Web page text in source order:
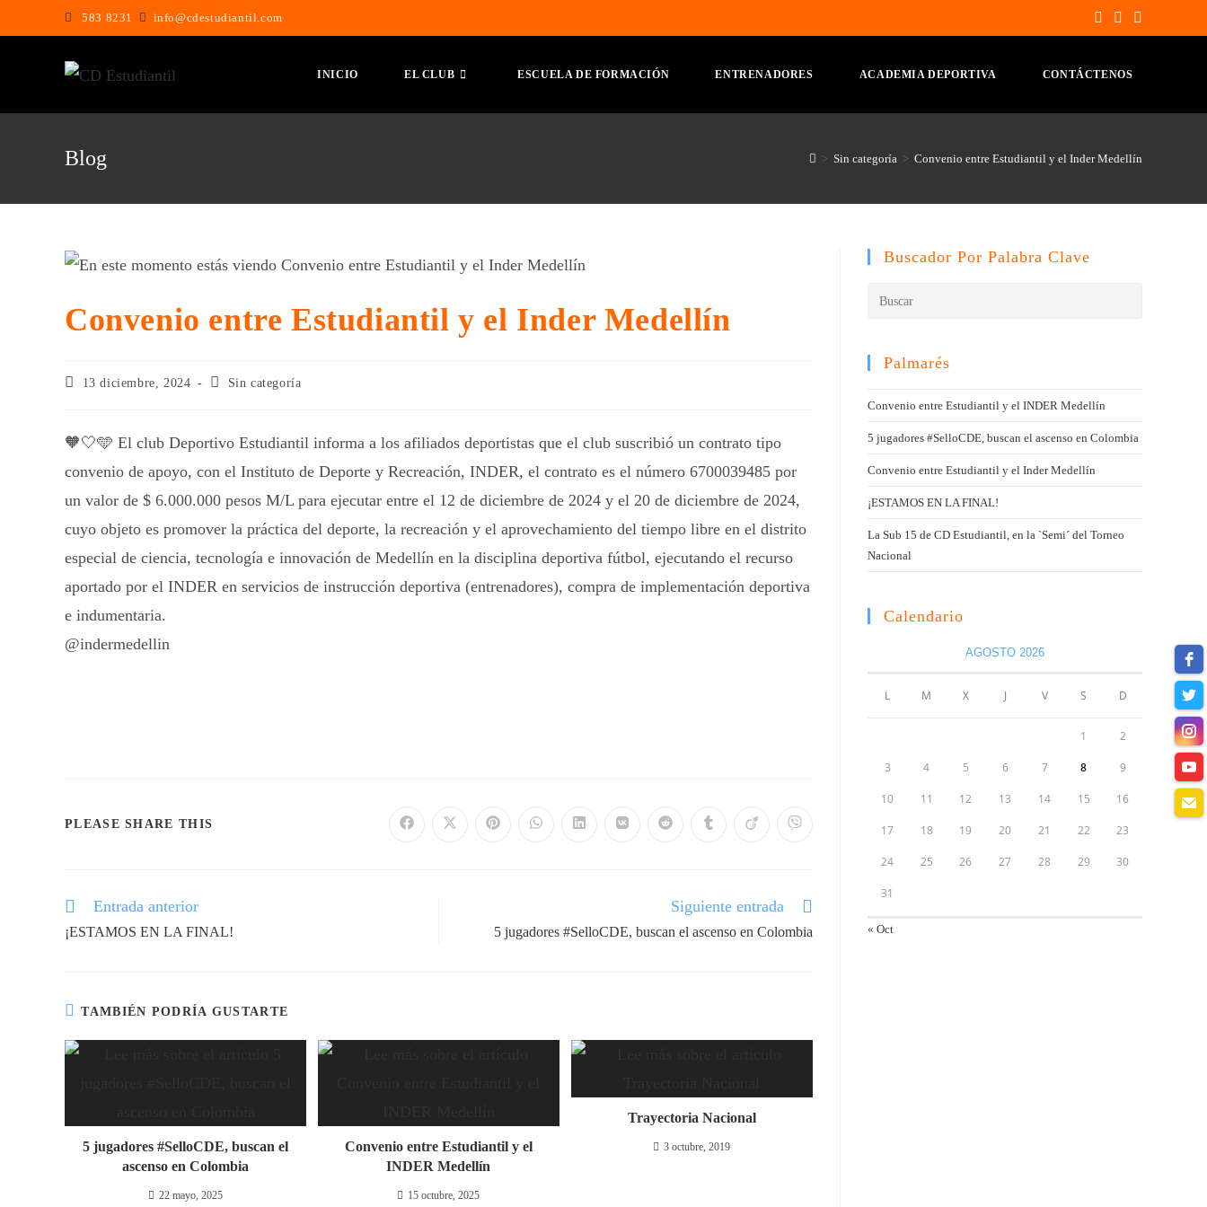
583 8231 info@cdestudiantil.com
INICIO EL CLUB ESCUELA DE FORMACIÓN ENTRENADORES ACADEMIA DEPORTIVA CONTÁCTENOS
Blog > Sin categoría > Convenio entre Estudiantil y el Inder Medellín
Convenio entre Estudiantil y el Inder Medellín
13 diciembre, 2024 Sin categoría
🧡🤍🩵 El club Deportivo Estudiantil informa a los afiliados deportistas que el club suscribió un contrato tipo
convenio de apoyo, con el Instituto de Deporte y Recreación, INDER, el contrato es el número 6700039485 por
un valor de $ 6.000.000 pesos M/L para ejecutar entre el 12 de diciembre de 2024 y el 20 de diciembre de 2024,
cuyo objeto es promover la práctica del deporte, la recreación y el aprovechamiento del tiempo libre en el distrito
especial de ciencia, tecnología e innovación de Medellín en la disciplina deportiva fútbol, ejecutando el recurso
aportado por el INDER en servicios de instrucción deportiva (entrenadores), compra de implementación deportiva
e indumentaria.
@indermedellin
PLEASE SHARE THIS
Entrada anterior
¡ESTAMOS EN LA FINAL!
Siguiente entrada
5 jugadores #SelloCDE, buscan el ascenso en Colombia
TAMBIÉN PODRÍA GUSTARTE
5 jugadores #SelloCDE, buscan el
ascenso en Colombia
22 mayo, 2025
Convenio entre Estudiantil y el
INDER Medellín
15 octubre, 2025
Trayectoria Nacional
3 octubre, 2019
Buscador Por Palabra Clave
Palmarés
Convenio entre Estudiantil y el INDER Medellín
5 jugadores #SelloCDE, buscan el ascenso en Colombia
Convenio entre Estudiantil y el Inder Medellín
¡ESTAMOS EN LA FINAL!
La Sub 15 de CD Estudiantil, en la `Semi´ del Torneo
Nacional
Calendario
AGOSTO 2026
L M X J V S D
1 2
3 4 5 6 7 8 9
10 11 12 13 14 15 16
17 18 19 20 21 22 23
24 25 26 27 28 29 30
31
« Oct